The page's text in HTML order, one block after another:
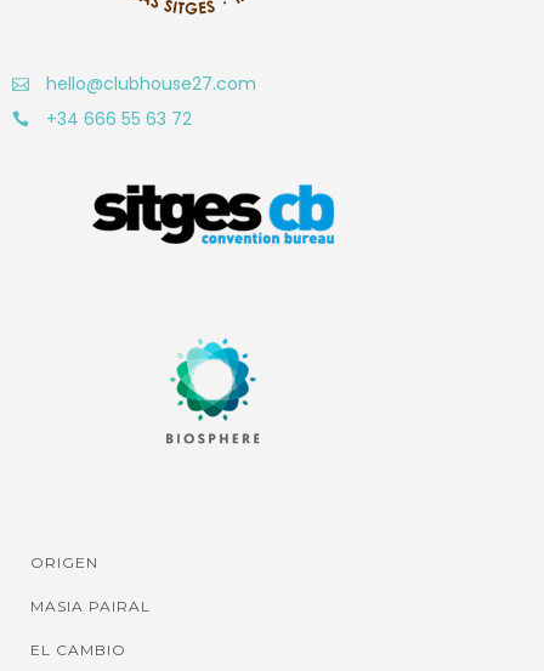
hello@clubhouse27.com
+34 666 55 63 72
ORIGEN
MASIA PAIRAL
EL CAMBIO